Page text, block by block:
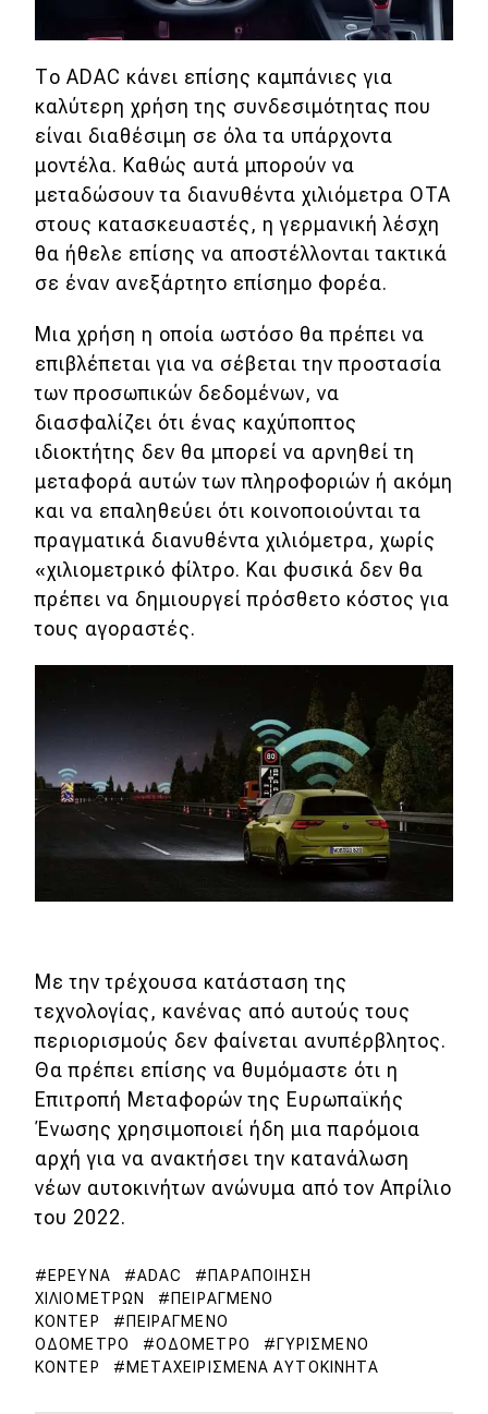
Το ADAC κάνει επίσης καμπάνιες για
καλύτερη χρήση της συνδεσιμότητας που
είναι διαθέσιμη σε όλα τα υπάρχοντα
μοντέλα. Καθώς αυτά μπορούν να
μεταδώσουν τα διανυθέντα χιλιόμετρα OTA
στους κατασκευαστές, η γερμανική λέσχη
θα ήθελε επίσης να αποστέλλονται τακτικά
σε έναν ανεξάρτητο επίσημο φορέα.
Μια χρήση η οποία ωστόσο θα πρέπει να
επιβλέπεται για να σέβεται την προστασία
των προσωπικών δεδομένων, να
διασφαλίζει ότι ένας καχύποπτος
ιδιοκτήτης δεν θα μπορεί να αρνηθεί τη
μεταφορά αυτών των πληροφοριών ή ακόμη
και να επαληθεύει ότι κοινοποιούνται τα
πραγματικά διανυθέντα χιλιόμετρα, χωρίς
«χιλιομετρικό φίλτρο. Και φυσικά δεν θα
πρέπει να δημιουργεί πρόσθετο κόστος για
τους αγοραστές.
Με την τρέχουσα κατάσταση της
τεχνολογίας, κανένας από αυτούς τους
περιορισμούς δεν φαίνεται ανυπέρβλητος.
Θα πρέπει επίσης να θυμόμαστε ότι η
Επιτροπή Μεταφορών της Ευρωπαϊκής
Ένωσης χρησιμοποιεί ήδη μια παρόμοια
αρχή για να ανακτήσει την κατανάλωση
νέων αυτοκινήτων ανώνυμα από τον Απρίλιο
του 2022.
ΈΡΕΥΝΑ ADAC
ΠΑΡΑΠΟΊΗΣΗ
ΧΙΛΙΟΜΈΤΡΩΝ
ΠΕΙΡΑΓΜΈΝΟ
ΚΟΝΤΈΡ
ΠΕΙΡΑΓΜΈΝΟ
ΟΔΌΜΕΤΡΟ
ΟΔΌΜΕΤΡΟ
ΓΥΡΙΣΜΈΝΟ
ΚΟΝΤΈΡ
ΜΕΤΑΧΕΙΡΙΣΜΈΝΑ ΑΥΤΟΚΊΝΗΤΑ